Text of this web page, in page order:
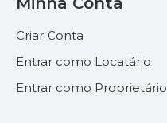
Criar Conta
Entrar como Locatário
Entrar como Proprietário